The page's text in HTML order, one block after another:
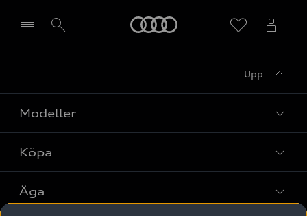
Upp
Modeller
Alla modeller
Elbilar
Köpa
Privaterbjudanden
Äga